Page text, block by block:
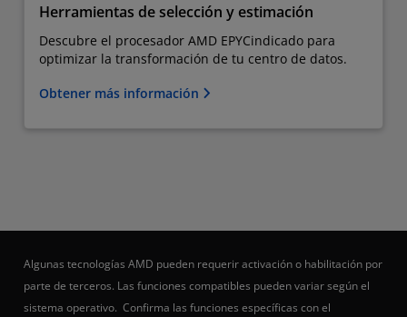
Herramientas de selección y estimación
Descubre el procesador AMD EPYC​indicado para
optimizar la transformación de tu centro de datos.
Obtener más información
Algunas tecnologías AMD pueden requerir activación o habilitación por
parte de terceros. Las funciones compatibles pueden variar según el
sistema operativo. Confirma las funciones específicas con el